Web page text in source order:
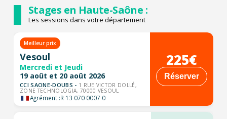
Stages en Haute-Saône :
Les sessions dans votre département
Meilleur prix
Vesoul
Mercredi et Jeudi
19 août et 20 août 2026
CCI SAONE-DOUBS - 1 RUE VICTOR DOLLÉ,
ZONE TECHNOLOGIA, 70000 VESOUL
Agrément :R 13 070 0007 0
225€
Réserver